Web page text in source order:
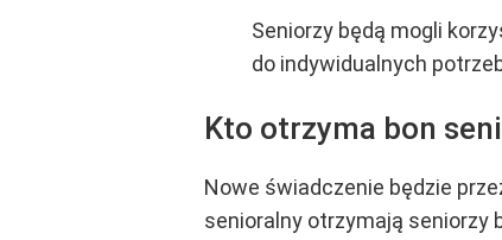
Seniorzy będą mogli
do indywidualnych
Kto otrzyma bon
Nowe świadczenie będzie
senioralny otrzymają seniorzy